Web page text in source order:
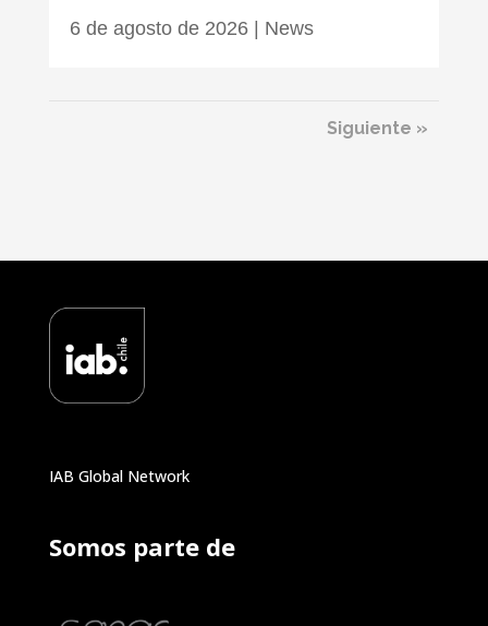
6 de agosto de 2026| News
Siguiente »
IAB Global Network
Somos parte de